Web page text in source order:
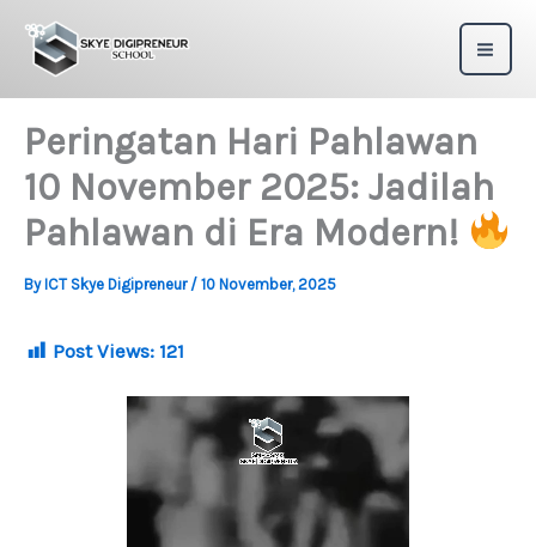
content
Peringatan Hari Pahlawan
10 November 2025: Jadilah
Pahlawan di Era Modern!
By ICT Skye Digipreneur / 10 November, 2025
Post Views: 121